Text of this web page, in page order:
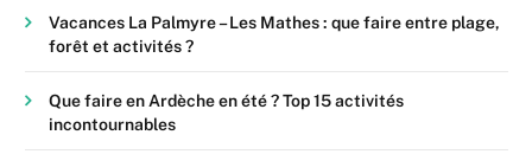
Vacances La Palmyre – Les Mathes : que faire entre plage,
forêt et activités ?
Que faire en Ardèche en été ? Top 15 activités
incontournables